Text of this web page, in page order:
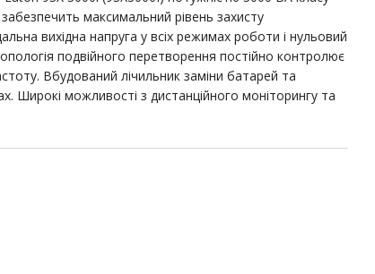
максимальний рівень захисту
вихідна напруга у всіх режимах роботи і нульовий
подвійного перетворення постійно контролює
Вбудований лічильник заміни батарей та
Широкі можливості з дистанційного моніторингу та